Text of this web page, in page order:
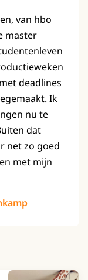
van hbo
master
deadlines
Ik
nu te
dat
net zo goed
met mijn